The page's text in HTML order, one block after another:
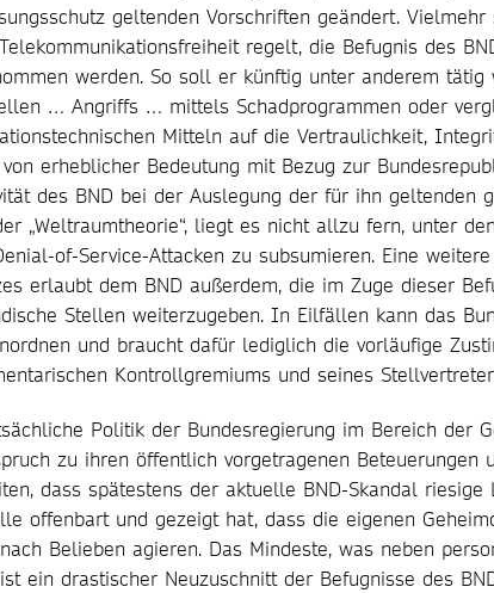
geltenden Vorschriften geändert.
regelt, die Befugnis des
werden. So soll er künftig unter anderem
… Angriffs … mittels Schadprogrammen oder
Mitteln auf die Vertraulichkeit,
erheblicher Bedeutung mit Bezug zur
des BND bei der Auslegung der für ihn geltenden
„Weltraumtheorie“, liegt es nicht allzu fern, unter
of-Service-Attacken zu subsumieren. Eine
erlaubt dem BND außerdem, die im Zuge dieser
Stellen weiterzugeben. In Eilfällen kann das
und braucht dafür lediglich die vorläufige
Kontrollgremiums und seines
Politik der Bundesregierung im Bereich der
zu ihren öffentlich vorgetragenen
dass spätestens der aktuelle BND-Skandal
offenbart und gezeigt hat, dass die eigenen
Belieben agieren. Das Mindeste, was neben
ein drastischer Neuzuschnitt der Befugnisse des